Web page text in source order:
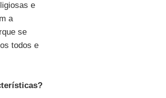
e
a
se
todos e